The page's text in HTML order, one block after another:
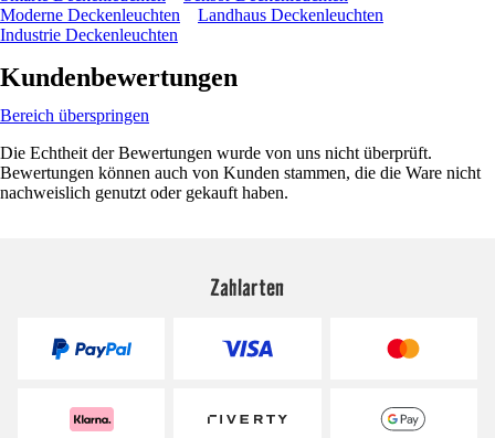
Moderne Deckenleuchten
Landhaus Deckenleuchten
Industrie Deckenleuchten
Kundenbewertungen
Bereich überspringen
Die Echtheit der Bewertungen wurde von uns nicht überprüft.
Bewertungen können auch von Kunden stammen, die die Ware nicht
nachweislich genutzt oder gekauft haben.
Zahlarten